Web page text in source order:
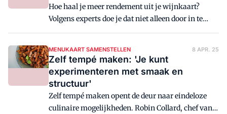
Hoe haal je meer rendement uit je wijnkaart?
Volgens experts doe je dat niet alleen door in te
spelen op de wensen van de gast maar ook door
experts.
MENUKAART SAMENSTELLEN 8 APR. 25
Zelf tempé maken: 'Je kunt
experimenteren met smaak en
structuur'
Zelf tempé maken opent de deur naar eindeloze
culinaire mogelijkheden. Robin Collard, chef van